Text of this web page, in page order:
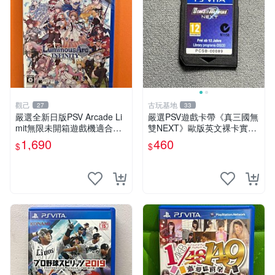
觀己 27
嚴選全新日版PSV Arcade Li
mit無限未開箱遊戲機適合收
藏 Arcade Limit 新遊戲 未開
封 測試合格
$1,690
古玩基地 33
嚴選PSV遊戲卡帶《真三國無
雙NEXT》歐版英文裸卡實測
正常全新到貨 真三國無雙 PS
V 游戲卡帶 任玩無雙
$460